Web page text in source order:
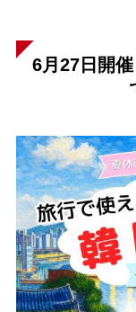
6月27日開